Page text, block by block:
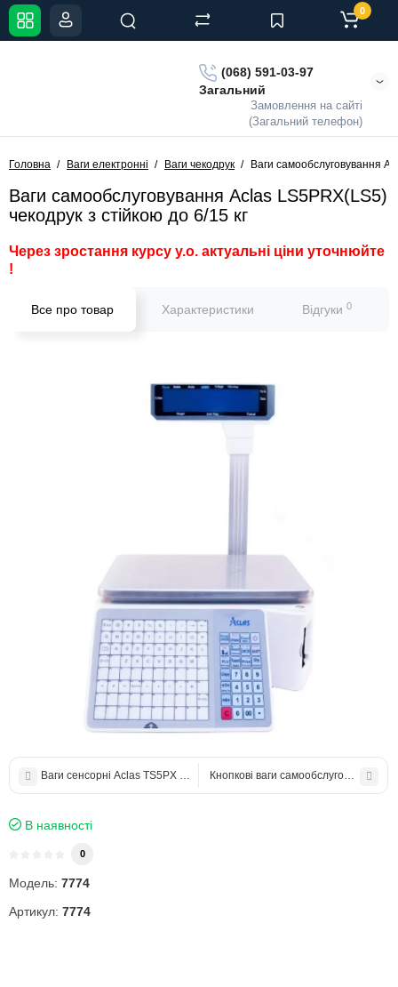
(068) 591-03-97
Загальний
Замовлення на сайті
(Загальний телефон)
0
Головна Ваги електронні Ваги чекодрук Ваги самообслуговування
Ваги самообслуговування Aclas LS5PRX(LS5)
чекодрук з стійкою до 6/15 кг
Через зростання курсу у.о. актуальні ціни уточнюйте
!
Все про товар Характеристики Відгуки 0
Ваги сенсорні Aclas TS5PX (TS5) з чекодруком до 6/15кг
Кнопкові ваги самообслуговування
В наявності
0
Модель: 7774
Артикул: 7774